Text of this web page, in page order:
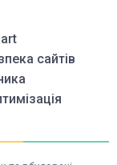
сайтів